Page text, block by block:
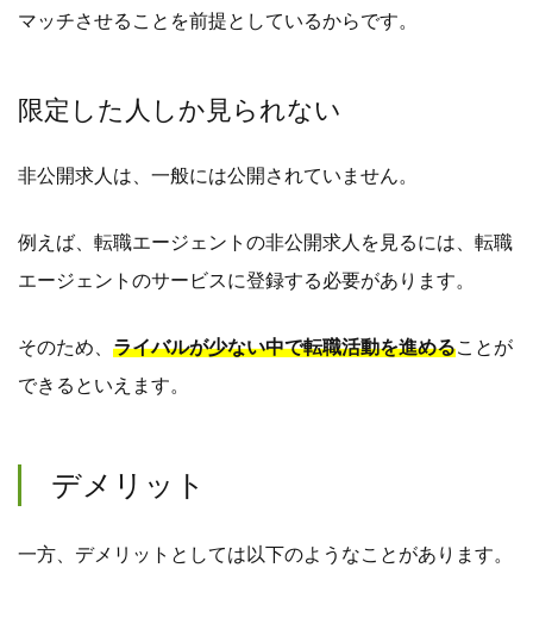
マッチさせることを前提としているからです。
限定した人しか見られない
非公開求人は、一般には公開されていません。
例えば、転職エージェントの非公開求人を見るには、転職
エージェントのサービスに登録する必要があります。
そのため、 ライバルが少ない中で転職活動を進めることが
できるといえます。
デメリット
一方、デメリットとしては以下のようなことがあります。